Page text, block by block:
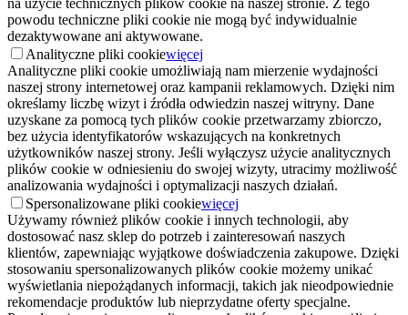
na użycie technicznych plików cookie na naszej stronie. Z tego
powodu techniczne pliki cookie nie mogą być indywidualnie
dezaktywowane ani aktywowane.
Analityczne pliki cookiewięcej
Analityczne pliki cookie umożliwiają nam mierzenie wydajności
naszej strony internetowej oraz kampanii reklamowych. Dzięki nim
określamy liczbę wizyt i źródła odwiedzin naszej witryny. Dane
uzyskane za pomocą tych plików cookie przetwarzamy zbiorczo,
bez użycia identyfikatorów wskazujących na konkretnych
użytkowników naszej strony. Jeśli wyłączysz użycie analitycznych
plików cookie w odniesieniu do swojej wizyty, utracimy możliwość
analizowania wydajności i optymalizacji naszych działań.
Spersonalizowane pliki cookiewięcej
Używamy również plików cookie i innych technologii, aby
dostosować nasz sklep do potrzeb i zainteresowań naszych
klientów, zapewniając wyjątkowe doświadczenia zakupowe. Dzięki
stosowaniu spersonalizowanych plików cookie możemy unikać
wyświetlania niepożądanych informacji, takich jak nieodpowiednie
rekomendacje produktów lub nieprzydatne oferty specjalne.